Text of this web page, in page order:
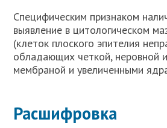
Специфическим признаком
выявление в цитологическом
(клеток плоского эпителия
обладающих четкой, неровной
мембраной и увеличенными
Расшифровка